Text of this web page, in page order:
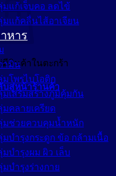
มีสินค้าในตะกร้า
บสู่หน้าร้านค้า
มแก้เจ็บคอ ลดไข้
มแก้คลื่นไส้อาเจียน
หาร
ามิน
มโพรไบโอติก
มเสริมสร้างภูมิคุ้มกัน
มคลายเครียด
มช่วยควบคุมน้ำหนัก
มบำรุงกระดูก ข้อ กล้ามเนื้อ
มบำรุงผม ผิว เล็บ
มบำรุงร่างกาย